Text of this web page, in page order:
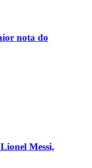
nota do
Messi,